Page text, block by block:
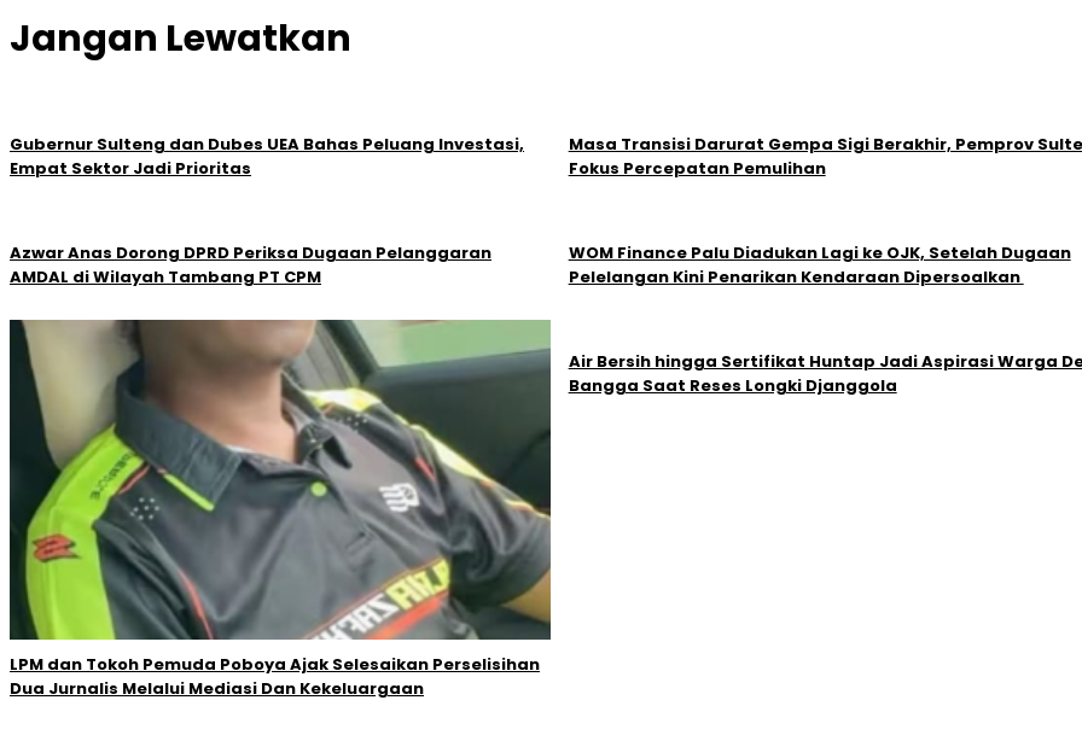
Jangan Lewatkan
Gubernur Sulteng dan Dubes UEA Bahas Peluang Investasi,
Empat Sektor Jadi Prioritas
Masa Transisi Darurat Gempa Sigi Berakhir, Pemprov
Fokus Percepatan Pemulihan
Azwar Anas Dorong DPRD Periksa Dugaan Pelanggaran
AMDAL di Wilayah Tambang PT CPM
‎WOM Finance Palu Diadukan Lagi ke OJK, Setelah Dugaan
Pelelangan Kini Penarikan Kendaraan Dipersoalkan ‎
LPM dan Tokoh Pemuda Poboya Ajak Selesaikan Perselisihan
Dua Jurnalis Melalui Mediasi Dan Kekeluargaan
Air Bersih hingga Sertifikat Huntap Jadi Aspirasi Warga
Bangga Saat Reses Longki Djanggola